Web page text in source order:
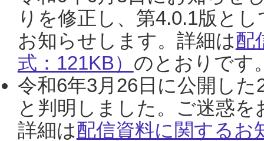
りを修正し、第4.0.1版と
お知らせします。詳細は配
式：121KB） のとおりです
令和6年3月26日に公開し
と判明しました。ご迷惑
詳細は配信資料に関するお